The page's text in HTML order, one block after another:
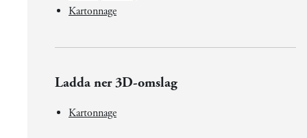
Kartonnage
Ladda ner 3D-omslag
Kartonnage